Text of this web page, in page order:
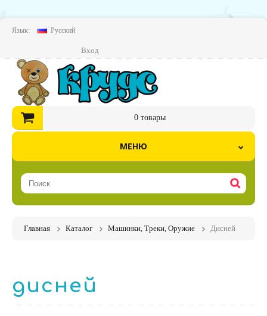
Язык: Русский
Вход
0товары
МЕНЮ
Главная Каталог Машинки, Треки, Оружие Дисней
дисней